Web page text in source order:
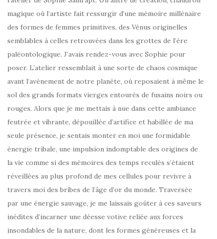
magique où l’artiste fait ressurgir d’une mémoire millénaire
des formes de femmes primitives, des Vénus originelles
semblables à celles retrouvées dans les grottes de l’ère
paléontologique. J’avais rendez-vous avec Sophie pour
poser. L’atelier ressemblait à une sorte de chaos cosmique
avant l’avènement de notre planète, où reposaient à même le
sol des grands formats vierges entourés de fusains noirs ou
rouges. Alors que je me mettais à nue dans cette ambiance
feutrée et vibrante, dépouillée d’artifice et habillée de ma
seule présence, je sentais monter en moi une formidable
énergie tribale, une impulsion indomptable des origines de
la vie comme si des mémoires des temps reculés s’étaient
réveillées au plus profond de mes cellules pour revivre à
travers moi des bribes de l’âge d’or du monde. Traversée
par une énergie sauvage, je me laissais goûter à ces saveurs
inédites d’incarner une déesse votive reliée aux forces
insondables de la nature, dont les formes généreuses et la